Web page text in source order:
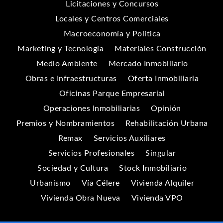
Licitaciones y Concursos
Locales y Centros Comerciales
Macroeconomía y Política
Marketing y Tecnología
Materiales Construcción
Medio Ambiente
Mercado Inmobiliario
Obras e Infraestructuras
Oferta Inmobiliaria
Oficinas Parque Empresarial
Operaciones Inmobiliarias
Opinión
Premios y Nombramientos
Rehabilitación Urbana
Remax
Servicios Auxiliares
Servicios Profesionales
Singular
Sociedad y Cultura
Stock Inmobiliario
Urbanismo
Vía Célere
Vivienda Alquiler
Vivienda Obra Nueva
Vivienda VPO